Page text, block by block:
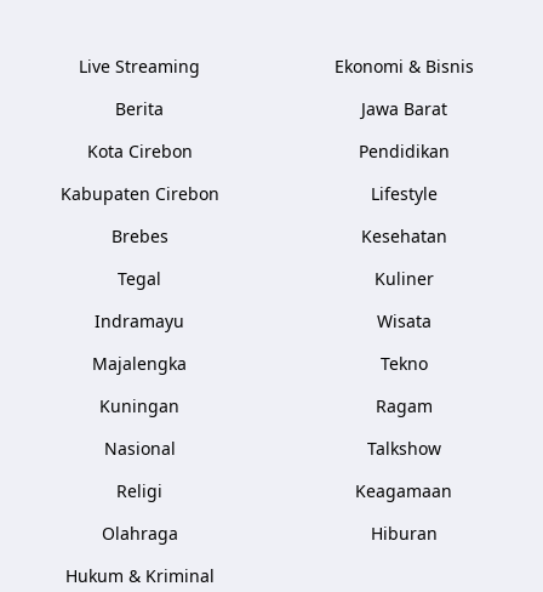
Live Streaming
Berita
Kota Cirebon
Kabupaten Cirebon
Brebes
Tegal
Indramayu
Majalengka
Kuningan
Nasional
Religi
Olahraga
Hukum & Kriminal
Ekonomi & Bisnis
Jawa Barat
Pendidikan
Lifestyle
Kesehatan
Kuliner
Wisata
Tekno
Ragam
Talkshow
Keagamaan
Hiburan